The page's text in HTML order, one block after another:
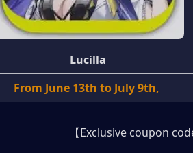
Lucilla
From June 13th to July 9th,
【Exclusive coupon